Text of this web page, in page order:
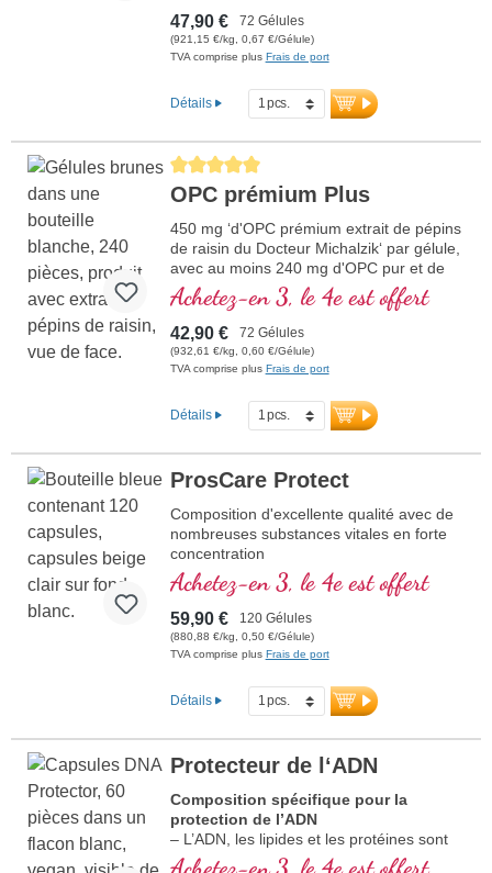
47,90 € 72 Gélules
(921,15 €/kg, 0,67 €/Gélule)
TVA comprise plus Frais de port
Détails
Average rating of 5 out of 5 stars
OPC prémium Plus
450 mg ‘d'OPC prémium extrait de pépins
de raisin du Docteur Michalzik‘ par gélule,
avec au moins 240 mg d'OPC pur et de
l'extrait de camu-camu.
Achetez-en 3, le 4e est offert
42,90 € 72 Gélules
(932,61 €/kg, 0,60 €/Gélule)
TVA comprise plus Frais de port
Détails
ProsCare Protect
Composition d'excellente qualité avec de
nombreuses substances vitales en forte
concentration
Achetez-en 3, le 4e est offert
59,90 € 120 Gélules
(880,88 €/kg, 0,50 €/Gélule)
TVA comprise plus Frais de port
Détails
Protecteur de l‘ADN
Composition spécifique pour la
protection de l’ADN
– L’ADN, les lipides et les protéines sont
des éléments des cellules
Achetez-en 3, le 4e est offert